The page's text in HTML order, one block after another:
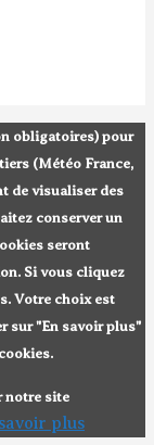
obligatoires) pour
(Météo France,
de visualiser des
conserver un
seront
Si vous cliquez
Votre choix est
sur "En savoir plus"
notre site
plus